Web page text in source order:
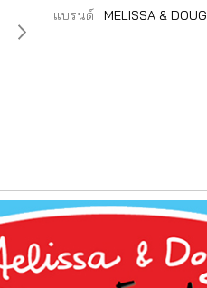
แบรนด์ : MELISSA & DOUG